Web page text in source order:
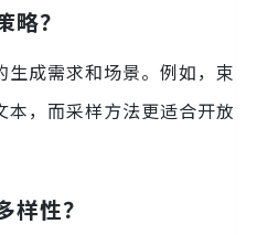
略？
成需求和场景。例如，束
，而采样方法更适合开放
样性？